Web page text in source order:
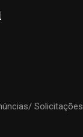
Solicitações